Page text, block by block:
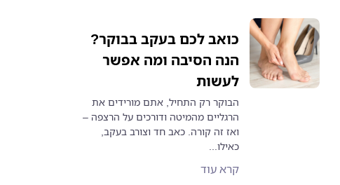
כואב לכם בעקב בבוקר?
הנה הסיבה ומה אפשר
לעשות
הבוקר רק התחיל, אתם מורידים את
הרגליים מהמיטה ודורכים על הרצפה –
ואז זה קורה. כאב חד וצורב בעקב,
כאילו...
קרא עוד